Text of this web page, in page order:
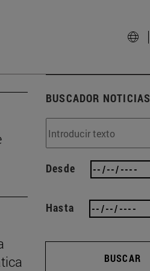
BUSCADOR NOTICIAS
Desde
Hasta
BUSCAR